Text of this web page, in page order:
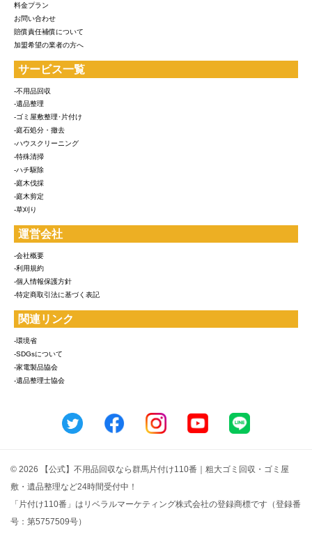
料金プラン
お問い合わせ
賠償責任補償について
加盟希望の業者の方へ
サービス一覧
-不用品回収
-遺品整理
-ゴミ屋敷整理･片付け
-庭石処分・撤去
-ハウスクリーニング
-特殊清掃
-ハチ駆除
-庭木伐採
-庭木剪定
-草刈り
運営会社
-会社概要
-利用規約
-個人情報保護方針
-特定商取引法に基づく表記
関連リンク
-環境省
-SDGsについて
-家電製品協会
-遺品整理士協会
© 2026 【公式】不用品回収なら群馬片付け110番｜粗大ゴミ回収・ゴミ屋
敷・遺品整理など24時間受付中！
「片付け110番」はリベラルマーケティング株式会社の登録商標です（登録番
号：第5757509号）